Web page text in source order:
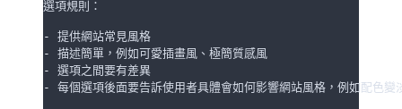
選項規則：
-
提供網站常見風格
-
描述簡單，例如可愛插畫風、極簡質感風
-
選項之間要有差異
-
每個選項後面要告訴使用者具體會如何影響網站風格，例如配色變